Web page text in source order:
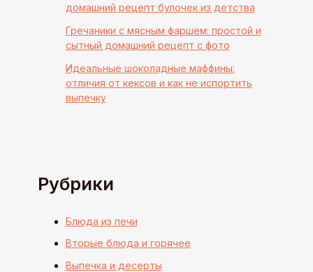
домашний рецепт булочек из детства
Гречаники с мясным фаршем: простой и
сытный домашний рецепт с фото
Идеальные шоколадные маффины:
отличия от кексов и как не испортить
выпечку
Рубрики
Блюда из печи
Вторые блюда и горячее
Выпечка и десерты